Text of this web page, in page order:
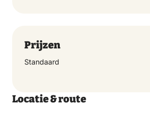
Prijzen
Standaard
Locatie & route